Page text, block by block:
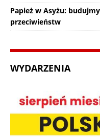
Papież w Asyżu:
przeciwieństw
WYDARZENIA